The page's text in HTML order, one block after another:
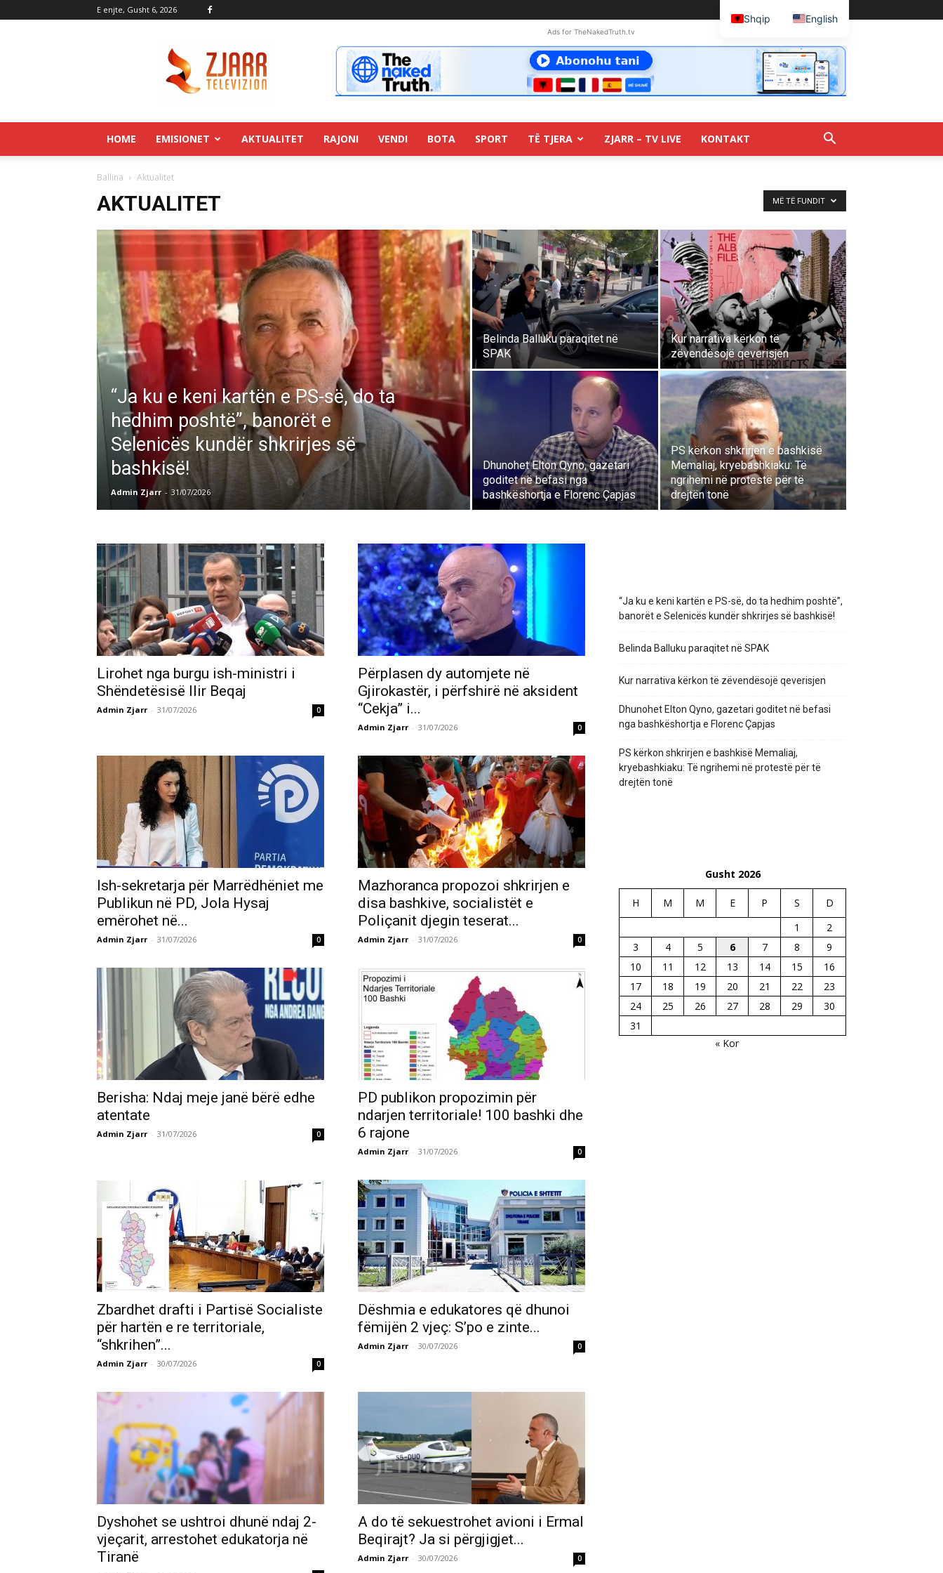
E enjte, Gusht 6, 2026
Ads for TheNakedTruth.tv
HOME EMISIONET AKTUALITET RAJONI VENDI BOTA SPORT TË TJERA ZJARR – TV LIVE KONTAKT
Ballina Aktualitet
AKTUALITET MË TË FUNDIT
“Ja ku e keni kartën e PS-së, do ta
hedhim poshtë”, banorët e
Selenicës kundër shkrirjes së
bashkisë!
Admin Zjarr - 31/07/2026
Belinda Balluku paraqitet në
SPAK
Kur narrativa kërkon të
zëvendësojë qeverisjen
Dhunohet Elton Qyno, gazetari
goditet në befasi nga
bashkëshortja e Florenc Çapjas
PS kërkon shkrirjen e bashkisë
Memaliaj, kryebashkiaku: Të
ngrihemi në protestë për të
drejtën tonë
Lirohet nga burgu ish-ministri i
Shëndetësisë Ilir Beqaj
Admin Zjarr - 31/07/2026 0
Përplasen dy automjete në
Gjirokastër, i përfshirë në aksident
“Cekja” i...
Admin Zjarr - 31/07/2026 0
Ish-sekretarja për Marrëdhëniet me
Publikun në PD, Jola Hysaj
emërohet në...
Admin Zjarr - 31/07/2026 0
Mazhoranca propozoi shkrirjen e
disa bashkive, socialistët e
Poliçanit djegin teserat...
Admin Zjarr - 31/07/2026 0
Berisha: Ndaj meje janë bërë edhe
atentate
Admin Zjarr - 31/07/2026 0
PD publikon propozimin për
ndarjen territoriale! 100 bashki dhe
6 rajone
Admin Zjarr - 31/07/2026 0
Zbardhet drafti i Partisë Socialiste
për hartën e re territoriale,
“shkrihen”...
Admin Zjarr - 30/07/2026 0
Dëshmia e edukatores që dhunoi
fëmijën 2 vjeç: S’po e zinte...
Admin Zjarr - 30/07/2026 0
Dyshohet se ushtroi dhunë ndaj 2-
vjeçarit, arrestohet edukatorja në
Tiranë
A do të sekuestrohet avioni i Ermal
Beqirajt? Ja si përgjigjet...
Admin Zjarr - 30/07/2026 0
“Ja ku e keni kartën e PS-së, do ta hedhim poshtë”,
banorët e Selenicës kundër shkrirjes së bashkisë!
Belinda Balluku paraqitet në SPAK
Kur narrativa kërkon të zëvendësojë qeverisjen
Dhunohet Elton Qyno, gazetari goditet në befasi
nga bashkëshortja e Florenc Çapjas
PS kërkon shkrirjen e bashkisë Memaliaj,
kryebashkiaku: Të ngrihemi në protestë për të
drejtën tonë
Gusht 2026
H M M E P S
D
1
2
3
4 5 6 7 8
9
10
11 12 13 14 15
16
17
18 19 20 21 22
23
24
25 26 27 28 29
30
31
« Kor
Shqip English